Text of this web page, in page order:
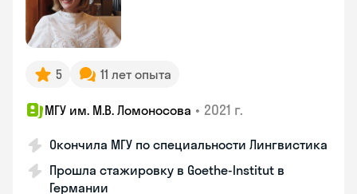
5 11 лет опыта
МГУ им. М.В. Ломоносова • 2021 г.
Окончила МГУ по специальности Лингвистика
Прошла стажировку в Goethe-Institut в
Германии